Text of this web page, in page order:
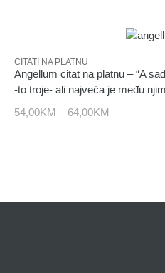
CITATI NA PLATNU
Angellum citat na platnu – “A
-to troje- ali najveća je među
54,00KM – 64,00KM